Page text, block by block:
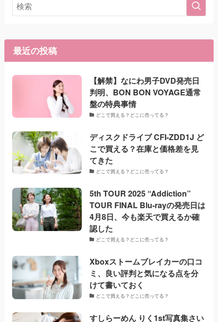
最近の投稿
【解禁】なにわ男子DVD発売日
判明、BON BON VOYAGE通常
盤の特典事情
どこで買える？どこに売ってる？
ディスクドライブ CFI-ZDD1J ど
こで買える？在庫と価格差を見
てきた
どこで買える？どこに売ってる？
5th TOUR 2025 “Addiction”
TOUR FINAL Blu-rayの発売日は
4月8日、今も楽天で買えるか確
認した
どこで買える？どこに売ってる？
Xboxストームブレイカーの口コ
ミ、良い評判と気になる点を分
けて書いておく
どこで買える？どこに売ってる？
すしらーめん りく1st写真集さい